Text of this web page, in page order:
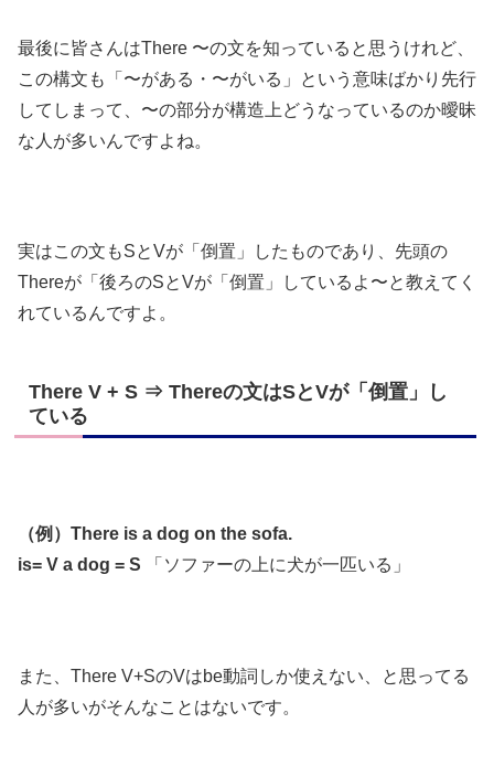
最後に皆さんはThere 〜の文を知っていると思うけれど、
この構文も「〜がある・〜がいる」という意味ばかり先行
してしまって、〜の部分が構造上どうなっているのか曖昧
な人が多いんですよね。
実はこの文もSとVが「倒置」したものであり、先頭の
Thereが「後ろのSとVが「倒置」しているよ〜と教えてく
れているんですよ。
There V + S ⇒ Thereの文はSとVが「倒置」し
ている
（例）There is a dog on the sofa.
is= V a dog = S 「ソファーの上に犬が一匹いる」
また、There V+SのVはbe動詞しか使えない、と思ってる
人が多いがそんなことはないです。